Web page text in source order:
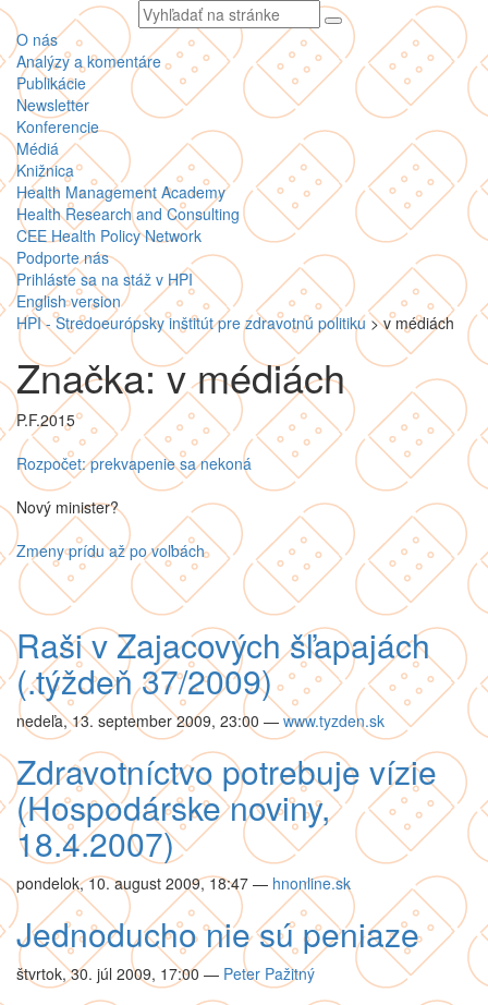
Vyhľadávaný
text
O nás
Analýzy a komentáre
Publikácie
Newsletter
Konferencie
Médiá
Knižnica
Health Management Academy
Health Research and Consulting
CEE Health Policy Network
Podporte nás
Prihláste sa na stáž v HPI
English version
HPI - Stredoeurópsky inštitút pre zdravotnú politiku >v médiách
Značka: v médiách
P.F.2015
Rozpočet: prekvapenie sa nekoná
Nový minister?
Zmeny prídu až po voľbách
Raši v Zajacových šľapajách
(.týždeň 37/2009)
nedeľa, 13. september 2009, 23:00 — www.tyzden.sk
Zdravotníctvo potrebuje vízie
(Hospodárske noviny,
18.4.2007)
pondelok, 10. august 2009, 18:47 — hnonline.sk
Jednoducho nie sú peniaze
štvrtok, 30. júl 2009, 17:00 — Peter Pažitný